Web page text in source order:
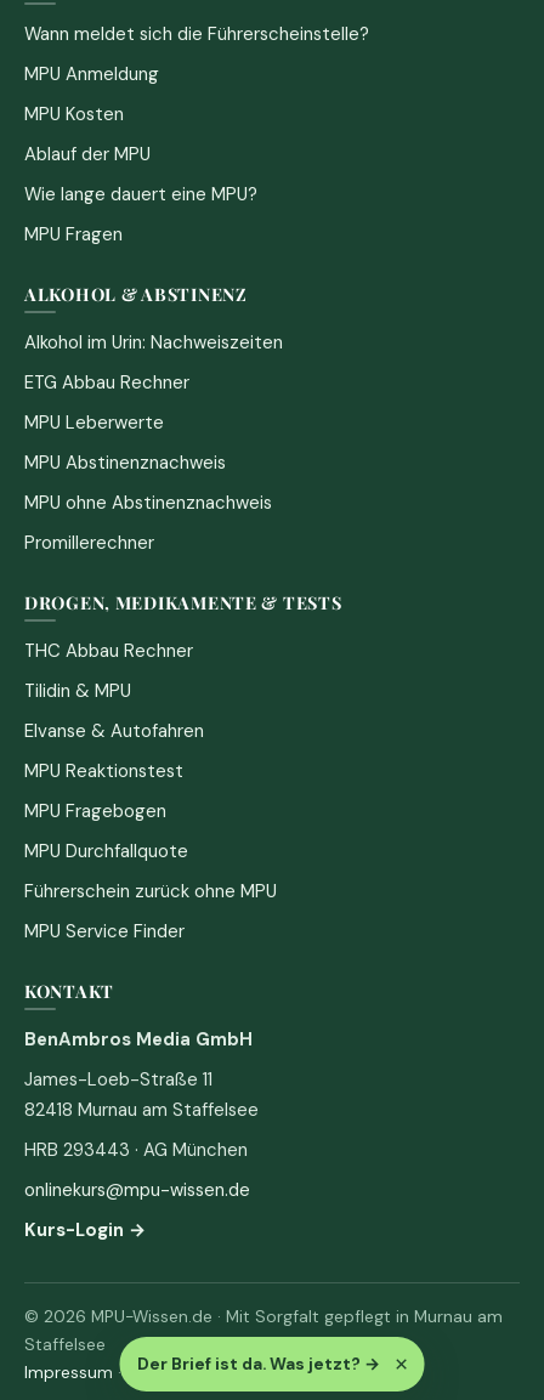
Der Brief ist da. Was jetzt? → ×
Wann meldet sich die Führerscheinstelle?
MPU Anmeldung
MPU Kosten
Ablauf der MPU
Wie lange dauert eine MPU?
MPU Fragen
ALKOHOL & ABSTINENZ
Alkohol im Urin: Nachweiszeiten
ETG Abbau Rechner
MPU Leberwerte
MPU Abstinenznachweis
MPU ohne Abstinenznachweis
Promillerechner
DROGEN, MEDIKAMENTE & TESTS
THC Abbau Rechner
Tilidin & MPU
Elvanse & Autofahren
MPU Reaktionstest
MPU Fragebogen
MPU Durchfallquote
Führerschein zurück ohne MPU
MPU Service Finder
KONTAKT
BenAmbros Media GmbH
James-Loeb-Straße 11
82418 Murnau am Staffelsee
HRB 293443 · AG München
onlinekurs@mpu-wissen.de
Kurs-Login →
© 2026 MPU-Wissen.de · Mit Sorgfalt gepflegt in Murnau am
Staffelsee
Impressum · Datenschutz & AGB